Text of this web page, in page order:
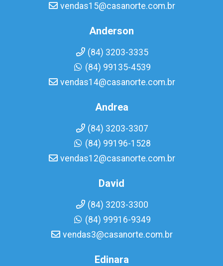
vendas15@casanorte.com.br
Anderson
(84) 3203-3335
(84) 99135-4539
vendas14@casanorte.com.br
Andrea
(84) 3203-3307
(84) 99196-1528
vendas12@casanorte.com.br
David
(84) 3203-3300
(84) 99916-9349
vendas3@casanorte.com.br
Edinara